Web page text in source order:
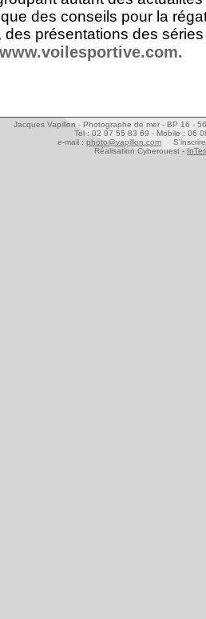
que des conseils pour la
des présentations des
Jacques Vapillon - Photographe de mer - BP 16 -
Tel : 02 97 55 83 69 - Mobile : 06
e-mail : photo@vapillon.com
Réalisation Cyberouest -